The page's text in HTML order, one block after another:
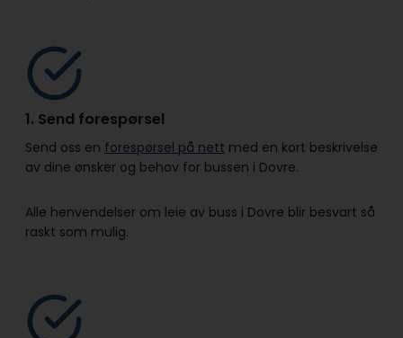
1. Send forespørsel
Send oss en forespørsel på nett med en kort beskrivelse
av dine ønsker og behov for bussen i Dovre.
Alle henvendelser om leie av buss i Dovre blir besvart så
raskt som mulig.